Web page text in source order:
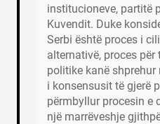
institucioneve, partitë
Kuvendit. Duke
Serbi është proces i
alternativë, proces
politike kanë shprehur
i konsensusit të gjerë
përmbyllur procesin e
një marrëveshje